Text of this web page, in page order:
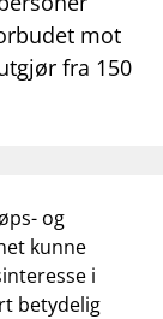
mot
fra 150
og
kunne
i
betydelig